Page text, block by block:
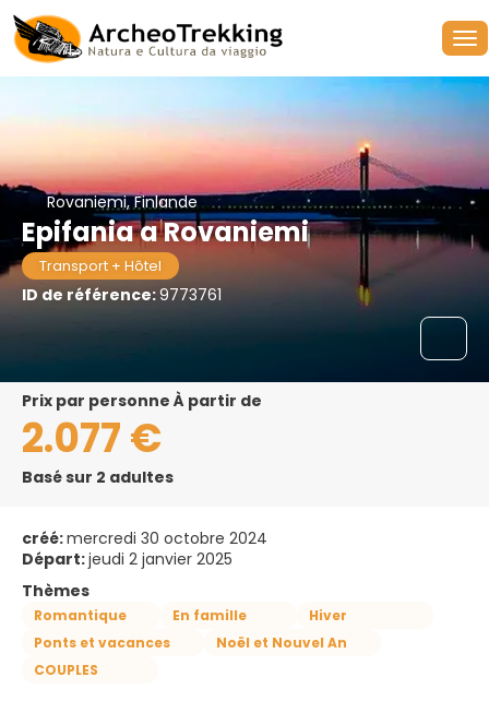
Rovaniemi, Finlande
Epifania a Rovaniemi
Transport + Hôtel
ID de référence:9773761
prix par personne À partir de
2.077 €
Basé sur 2 adultes
créé:mercredi 30 octobre 2024
Départ:jeudi 2 janvier 2025
Thèmes
Romantique En famille
Hiver
Ponts et vacances
Noël et Nouvel An
COUPLES